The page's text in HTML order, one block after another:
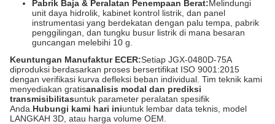
Pabrik Baja & Peralatan Penempaan Berat:Melindungi
unit daya hidrolik, kabinet kontrol listrik, dan panel
instrumentasi yang berdekatan dengan palu tempa, pabrik
penggilingan, dan tungku busur listrik di mana besaran
guncangan melebihi 10 g.
Keuntungan Manufaktur ECER:Setiap JGX-0480D-75A
diproduksi berdasarkan proses bersertifikat ISO 9001:2015
dengan verifikasi kurva defleksi beban individual. Tim teknik kami
menyediakan gratisanalisis modal dan prediksi
transmisibilitasuntuk parameter peralatan spesifik
Anda. Hubungi kami hari iniuntuk lembar data teknis, model
LANGKAH 3D, atau harga volume OEM.